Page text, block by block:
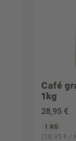
Café
1kg
28,95 €
1 KG
(28,95 € /